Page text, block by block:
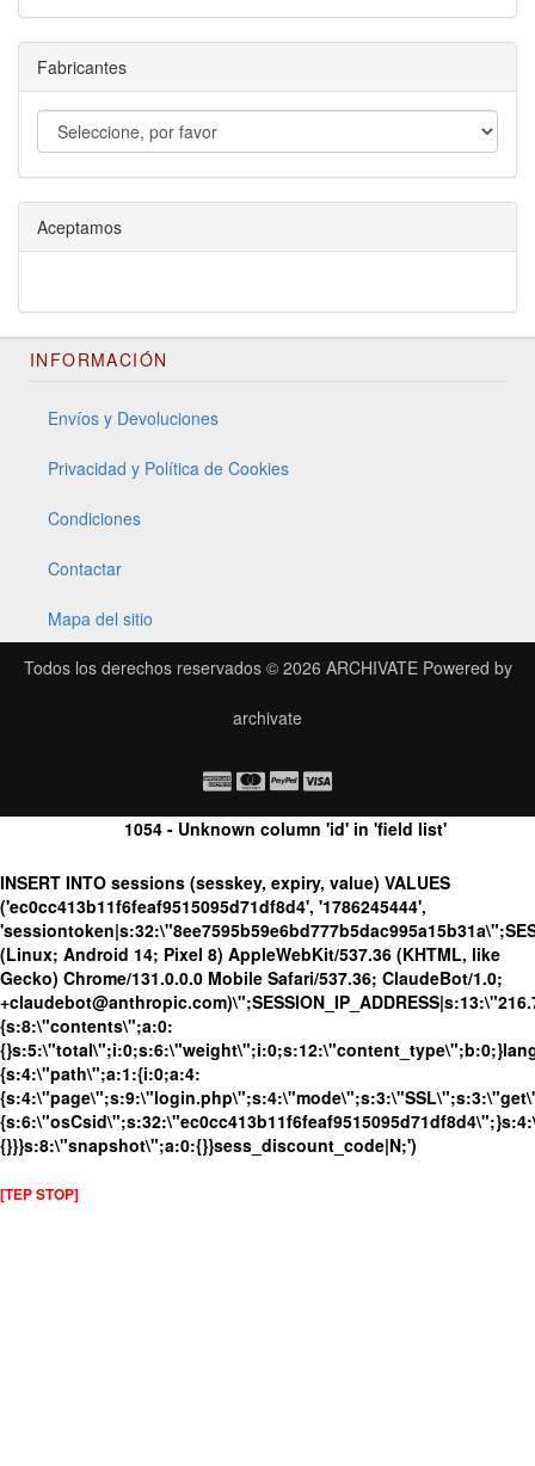
Fabricantes
Aceptamos
INFORMACIÓN
Envíos y Devoluciones
Privacidad y Política de Cookies
Condiciones
Contactar
Mapa del sitio
Todos los derechos reservados © 2026 ARCHIVATEPowered by
archivate
1054 - Unknown column 'id' in 'field list'
INSERT INTO sessions (sesskey, expiry, value) VALUES
('ec0cc413b11f6feaf9515095d71df8d4', '1786245444',
(Linux; Android 14; Pixel 8) AppleWebKit/537.36 (KHTML, like
Gecko) Chrome/131.0.0.0 Mobile Safari/537.36; ClaudeBot/1.0;
{s:8:\"contents\";a:0:
{s:4:\"path\";a:1:{i:0;a:4:
{}}}s:8:\"snapshot\";a:0:{}}sess_discount_code|N;')
[TEP STOP]